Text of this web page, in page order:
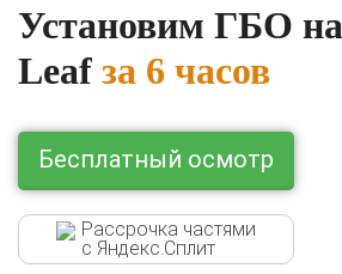
Skoda Toyota
Установим ГБО
Leaf за 6 часов
Бесплатный осмотр
Рассрочка частями
с Яндекс.Сплит